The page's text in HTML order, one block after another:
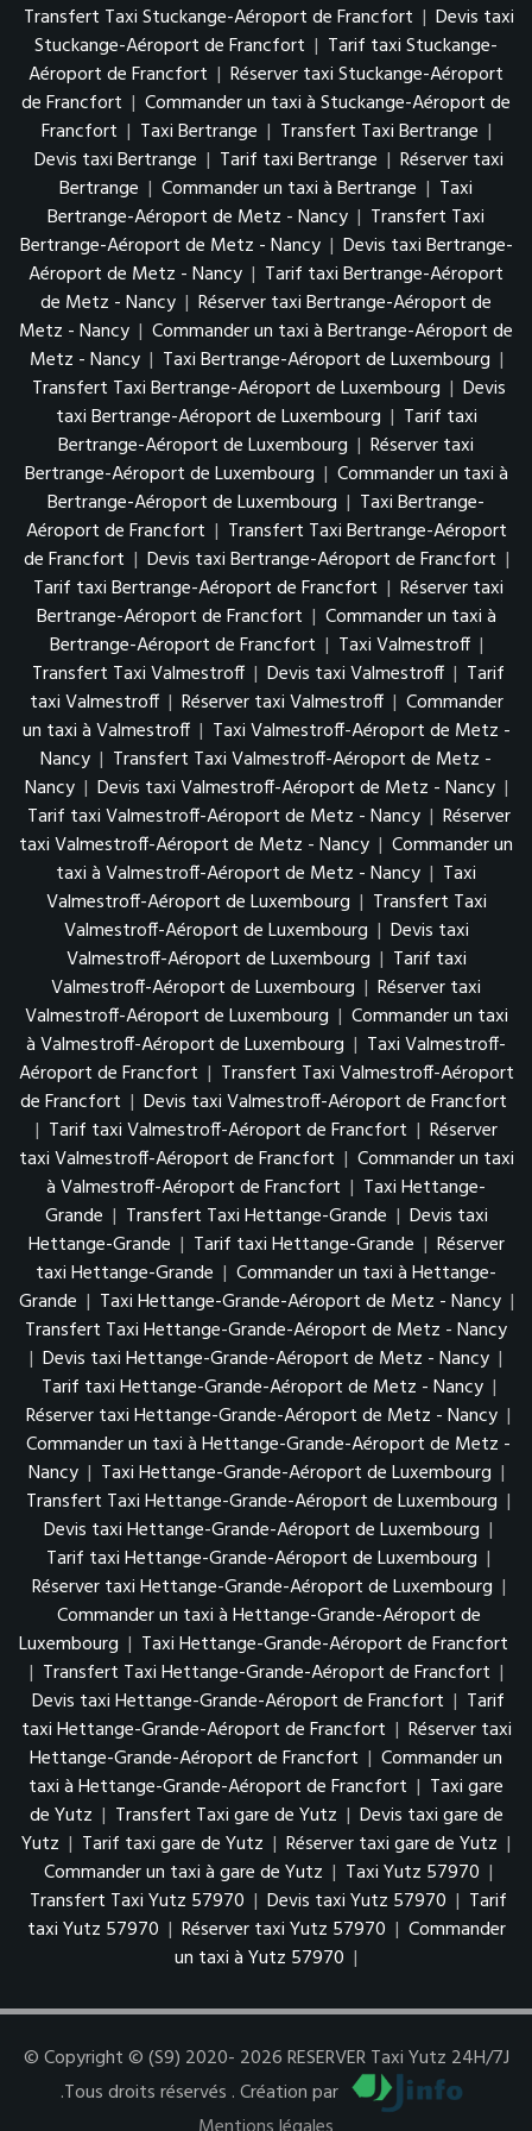
Transfert Taxi Stuckange-Aéroport de Francfort | Devis taxi
Stuckange-Aéroport de Francfort | Tarif taxi Stuckange-
Aéroport de Francfort | Réserver taxi Stuckange-Aéroport
de Francfort | Commander un taxi à Stuckange-Aéroport de
Francfort | Taxi Bertrange | Transfert Taxi Bertrange |
Devis taxi Bertrange | Tarif taxi Bertrange | Réserver taxi
Bertrange | Commander un taxi à Bertrange | Taxi
Bertrange-Aéroport de Metz - Nancy | Transfert Taxi
Bertrange-Aéroport de Metz - Nancy | Devis taxi Bertrange-
Aéroport de Metz - Nancy | Tarif taxi Bertrange-Aéroport
de Metz - Nancy | Réserver taxi Bertrange-Aéroport de
Metz - Nancy | Commander un taxi à Bertrange-Aéroport de
Metz - Nancy | Taxi Bertrange-Aéroport de Luxembourg |
Transfert Taxi Bertrange-Aéroport de Luxembourg | Devis
taxi Bertrange-Aéroport de Luxembourg | Tarif taxi
Bertrange-Aéroport de Luxembourg | Réserver taxi
Bertrange-Aéroport de Luxembourg | Commander un taxi à
Bertrange-Aéroport de Luxembourg | Taxi Bertrange-
Aéroport de Francfort | Transfert Taxi Bertrange-Aéroport
de Francfort | Devis taxi Bertrange-Aéroport de Francfort |
Tarif taxi Bertrange-Aéroport de Francfort | Réserver taxi
Bertrange-Aéroport de Francfort | Commander un taxi à
Bertrange-Aéroport de Francfort | Taxi Valmestroff |
Transfert Taxi Valmestroff | Devis taxi Valmestroff | Tarif
taxi Valmestroff | Réserver taxi Valmestroff | Commander
un taxi à Valmestroff | Taxi Valmestroff-Aéroport de Metz -
Nancy | Transfert Taxi Valmestroff-Aéroport de Metz -
Nancy | Devis taxi Valmestroff-Aéroport de Metz - Nancy |
Tarif taxi Valmestroff-Aéroport de Metz - Nancy | Réserver
taxi Valmestroff-Aéroport de Metz - Nancy | Commander un
taxi à Valmestroff-Aéroport de Metz - Nancy | Taxi
Valmestroff-Aéroport de Luxembourg | Transfert Taxi
Valmestroff-Aéroport de Luxembourg | Devis taxi
Valmestroff-Aéroport de Luxembourg | Tarif taxi
Valmestroff-Aéroport de Luxembourg | Réserver taxi
Valmestroff-Aéroport de Luxembourg | Commander un taxi
à Valmestroff-Aéroport de Luxembourg | Taxi Valmestroff-
Aéroport de Francfort | Transfert Taxi Valmestroff-Aéroport
de Francfort | Devis taxi Valmestroff-Aéroport de Francfort
| Tarif taxi Valmestroff-Aéroport de Francfort | Réserver
taxi Valmestroff-Aéroport de Francfort | Commander un taxi
à Valmestroff-Aéroport de Francfort | Taxi Hettange-
Grande | Transfert Taxi Hettange-Grande | Devis taxi
Hettange-Grande | Tarif taxi Hettange-Grande | Réserver
taxi Hettange-Grande | Commander un taxi à Hettange-
Grande | Taxi Hettange-Grande-Aéroport de Metz - Nancy |
Transfert Taxi Hettange-Grande-Aéroport de Metz - Nancy
| Devis taxi Hettange-Grande-Aéroport de Metz - Nancy |
Tarif taxi Hettange-Grande-Aéroport de Metz - Nancy |
Réserver taxi Hettange-Grande-Aéroport de Metz - Nancy |
Commander un taxi à Hettange-Grande-Aéroport de Metz -
Nancy | Taxi Hettange-Grande-Aéroport de Luxembourg |
Transfert Taxi Hettange-Grande-Aéroport de Luxembourg |
Devis taxi Hettange-Grande-Aéroport de Luxembourg |
Tarif taxi Hettange-Grande-Aéroport de Luxembourg |
Réserver taxi Hettange-Grande-Aéroport de Luxembourg |
Commander un taxi à Hettange-Grande-Aéroport de
Luxembourg | Taxi Hettange-Grande-Aéroport de Francfort
| Transfert Taxi Hettange-Grande-Aéroport de Francfort |
Devis taxi Hettange-Grande-Aéroport de Francfort | Tarif
taxi Hettange-Grande-Aéroport de Francfort | Réserver taxi
Hettange-Grande-Aéroport de Francfort | Commander un
taxi à Hettange-Grande-Aéroport de Francfort | Taxi gare
de Yutz | Transfert Taxi gare de Yutz | Devis taxi gare de
Yutz | Tarif taxi gare de Yutz | Réserver taxi gare de Yutz |
Commander un taxi à gare de Yutz | Taxi Yutz 57970 |
Transfert Taxi Yutz 57970 | Devis taxi Yutz 57970 | Tarif
taxi Yutz 57970 | Réserver taxi Yutz 57970 | Commander
un taxi à Yutz 57970 |
© Copyright © (S9) 2020- 2026 RESERVER Taxi Yutz 24H/7J
.Tous droits réservés . Création par